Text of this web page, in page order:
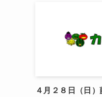
４月２８日（日